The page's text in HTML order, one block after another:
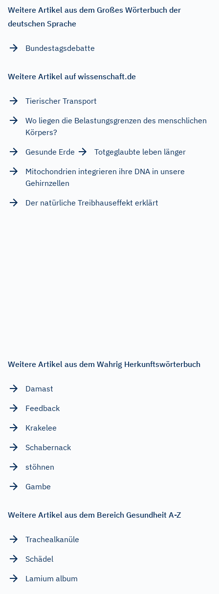
Weitere Artikel aus dem Großes Wörterbuch der
deutschen Sprache
Bundestagsdebatte
Weitere Artikel auf wissenschaft.de
Tierischer Transport
Wo liegen die Belastungsgrenzen des menschlichen
Körpers?
Gesunde Erde
Totgeglaubte leben länger
Mitochondrien integrieren ihre DNA in unsere
Gehirnzellen
Der natürliche Treibhauseffekt erklärt
Weitere Artikel aus dem Wahrig Herkunftswörterbuch
Damast
Feedback
Krakelee
Schabernack
stöhnen
Gambe
Weitere Artikel aus dem Bereich Gesundheit A-Z
Trachealkanüle
Schädel
Lamium album